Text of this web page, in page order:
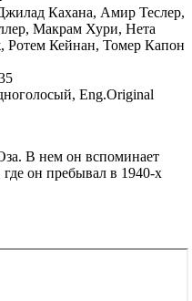
Кахана, Амир Теслер,
Макрам Хури, Нета
Ротем Кейнан, Томер Капон
Eng.Original
В нем он вспоминает
он пребывал в 1940-х